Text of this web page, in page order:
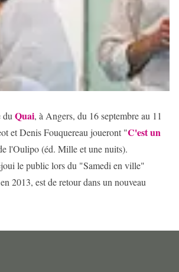
du Quai, à Angers, du 16 septembre au 11
et Denis Fouquereau joueront "C'est un
l'Oulipo (éd. Mille et une nuits).
le public lors du "Samedi en ville"
2013, est de retour dans un nouveau